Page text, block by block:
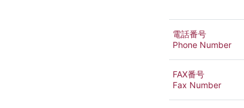
電話番号
Phone Number
FAX番号
Fax Number